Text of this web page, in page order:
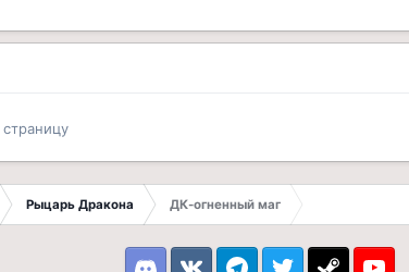
Рыцарь Дракона ДК-огненный маг